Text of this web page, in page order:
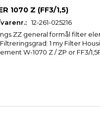
1070 Z (FF3/1,5)
12-261-025216
ZZ general formål filter
1 my Filter
W-1070 Z / ZP or FF3/